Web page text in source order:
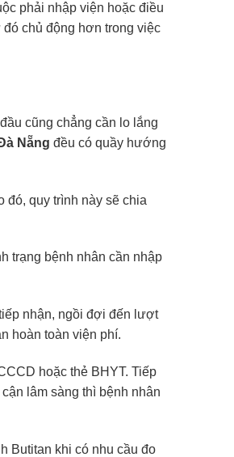
phải nhập viện hoặc điều
chủ động hơn trong việc
cũng chẳng cần lo lắng
Nẵng đều có quầy hướng
đó, quy trình này sẽ chia
trạng bệnh nhân cần nhập
nhận, ngồi đợi đến lượt
hoàn toàn viện phí.
hoặc thẻ BHYT. Tiếp
lâm sàng thì bệnh nhân
Butitan khi có nhu cầu đo